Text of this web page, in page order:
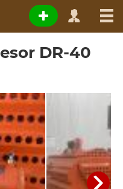
DR-40